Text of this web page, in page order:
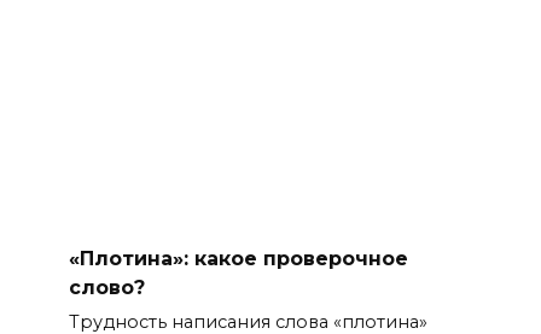
«Плотина»: какое проверочное
слово?
Трудность написания слова «плотина»